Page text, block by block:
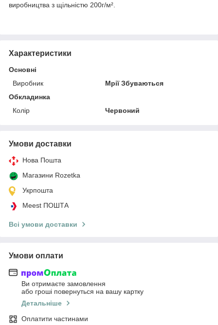
виробництва з щільністю 200г/м².
Характеристики
Основні
Виробник
Мрії Збуваються
Обкладинка
Колір
Червоний
Умови доставки
Нова Пошта
Магазини Rozetka
Укрпошта
Meest ПОШТА
Всі умови доставки
Умови оплати
Ви отримаєте замовлення
або гроші повернуться на вашу картку
Детальніше
Оплатити частинами